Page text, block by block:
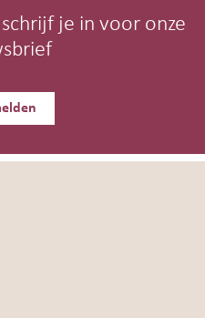
je in voor onze